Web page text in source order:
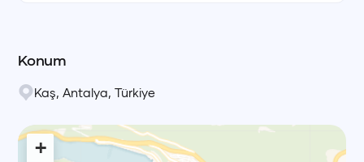
Konum
Kaş Antalya Türkiye
+